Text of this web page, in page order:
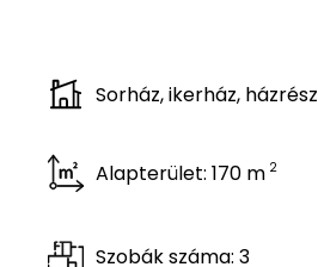
Sorház, ikerház, házrész
Alapterület: 170 m 2
Szobák száma: 3